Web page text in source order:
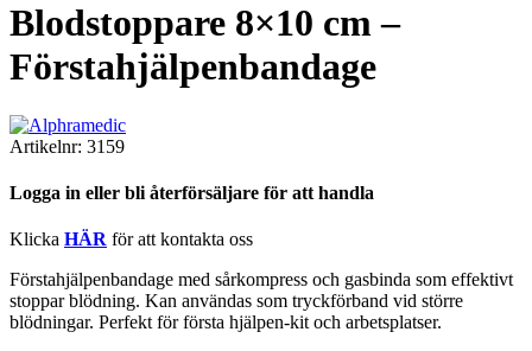
Blodstoppare 8×10 cm –
Förstahjälpenbandage
Artikelnr: 3159
Logga in eller bli återförsäljare för att handla
Klicka HÄR för att kontakta oss
Förstahjälpenbandage med sårkompress och gasbinda som effektivt
stoppar blödning. Kan användas som tryckförband vid större
blödningar. Perfekt för första hjälpen-kit och arbetsplatser.